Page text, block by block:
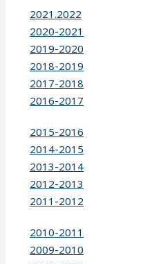
2021.2022
2020-2021
2019-2020
2018-2019
2017-2018
2016-2017
2015-2016
2014-2015
2013-2014
2012-2013
2011-2012
2010-2011
2009-2010